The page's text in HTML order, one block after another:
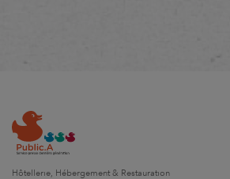
Hôtellerie, Hébergement & Restauration